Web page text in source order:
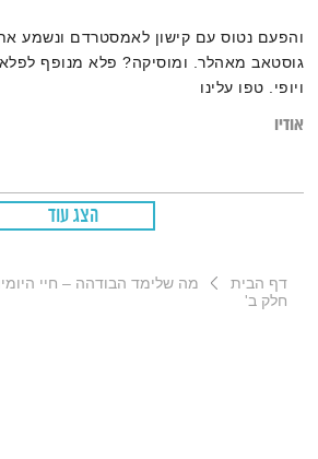
והפעם נטוס עם קישון לאמסטרדם ונשמע
גוסטאב מאהלר. ומוסיקה? פלא מנופף
ויופי. טפו עלינו
אודיו
הצג עוד
דף הבית מה שלימד הבודהה – חיי
חלק ב'